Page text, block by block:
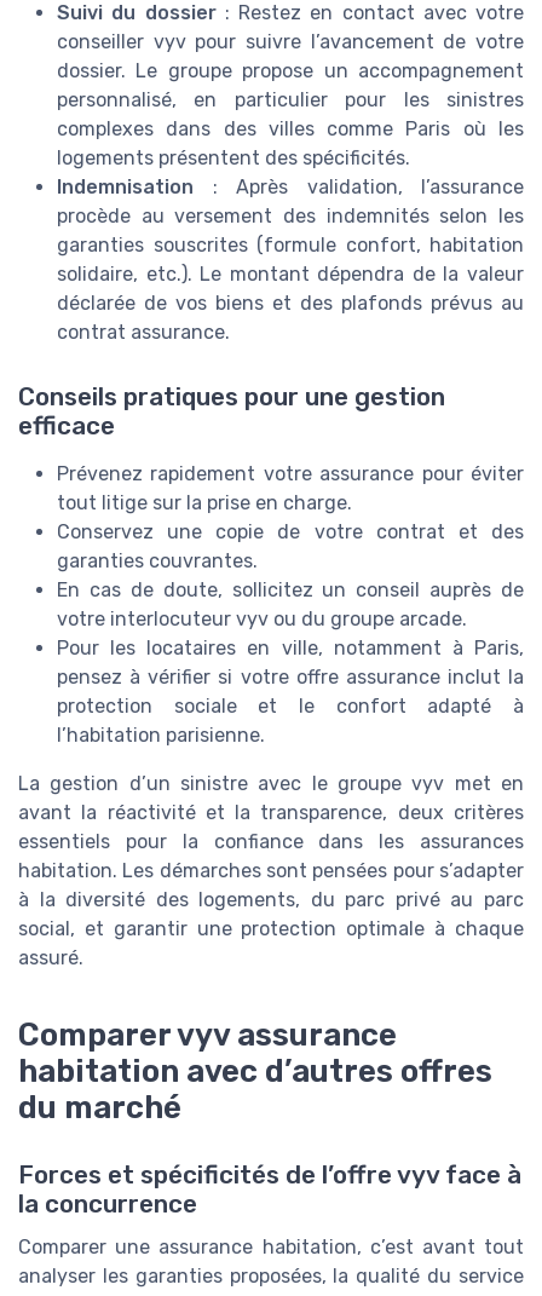
Suivi du dossier: Restez en contact avec votre
conseiller vyv pour suivre l’avancement de votre
dossier. Le groupe propose un accompagnement
personnalisé, en particulier pour les sinistres
complexes dans des villes comme Paris où les
logements présentent des spécificités.
Indemnisation : Après validation, l’assurance
procède au versement des indemnités selon les
garanties souscrites (formule confort, habitation
solidaire, etc.). Le montant dépendra de la valeur
déclarée de vos biens et des plafonds prévus au
contrat assurance.
Conseils pratiques pour une gestion
efficace
Prévenez rapidement votre assurance pour éviter
tout litige sur la prise en charge.
Conservez une copie de votre contrat et des
garanties couvrantes.
En cas de doute, sollicitez un conseil auprès de
votre interlocuteur vyv ou du groupe arcade.
Pour les locataires en ville, notamment à Paris,
pensez à vérifier si votre offre assurance inclut la
protection sociale et le confort adapté à
l’habitation parisienne.
La gestion d’un sinistre avec le groupe vyv met en
avant la réactivité et la transparence, deux critères
essentiels pour la confiance dans les assurances
habitation. Les démarches sont pensées pour s’adapter
à la diversité des logements, du parc privé au parc
social, et garantir une protection optimale à chaque
assuré.
Comparer vyv assurance
habitation avec d’autres offres
du marché
Forces et spécificités de l’offre vyv face à
la concurrence
Comparer une assurance habitation, c’est avant tout
analyser les garanties proposées, la qualité du service